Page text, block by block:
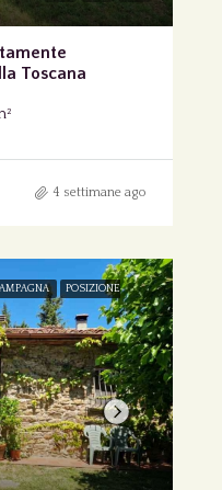
Toscana
4 settimane ago
POSIZIONE